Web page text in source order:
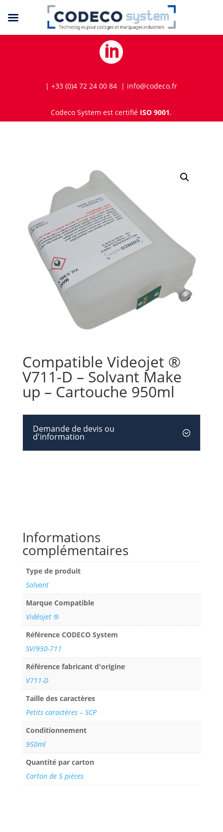

| +33 (0)4 72 24 00 84 | info@codeco.fr
Codeco System est certifié ISO 9001.
Compatible Videojet ®
V711-D – Solvant Make
up – Cartouche 950ml
Demande de devis ou
d'information
Informations
complémentaires
Type de produit
Solvant
Marque Compatible
Vidéojet ®
Référence CODECO System
SV/950-711
Référence fabricant d'origine
V711-D
Taille des caractères
Petits caractères – SCP
Conditionnement
950ml
Quantité par carton
Carton de 5 pièces